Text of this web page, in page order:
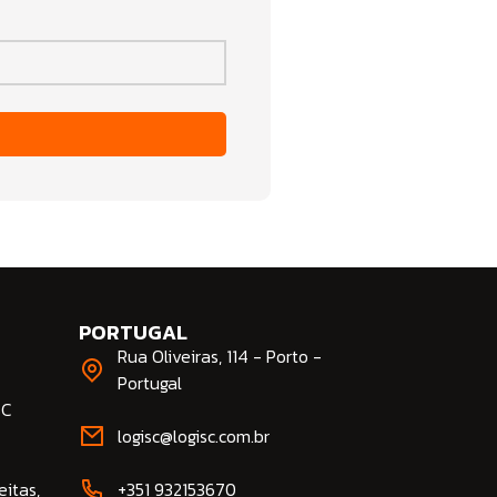
PORTUGAL
Rua Oliveiras, 114 - Porto -
Portugal
logisc@logisc.com.br​
+351 932153670